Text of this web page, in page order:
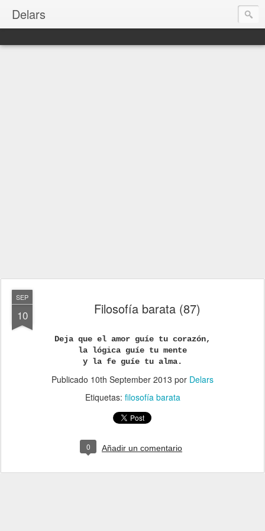
Delars
SEP
10 Filosofía barata (87)
Deja que el amor guíe tu corazón,
la lógica guíe tu mente
y la fe guíe tu alma.
Publicado 10th September 2013 por Delars
Etiquetas: filosofía barata
0 Añadir un comentario